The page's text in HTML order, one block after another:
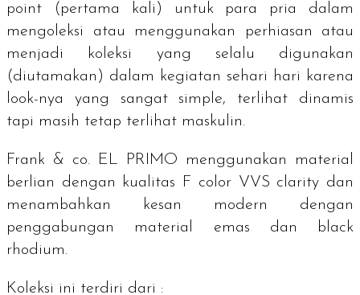
point
(pertama kali) untuk para pria dalam
mengoleksi atau menggunakan perhiasan atau
menjadi koleksi yang selalu digunakan
(diutamakan) dalam kegiatan sehari hari karena
look-nya yang sangat simple, terlihat dinamis
tapi masih tetap terlihat maskulin.
Frank & co. EL PRIMO menggunakan material
berlian dengan kualitas F color VVS clarity dan
menambahkan kesan modern dengan
penggabungan material emas dan black
rhodium.
Koleksi ini terdiri dari :